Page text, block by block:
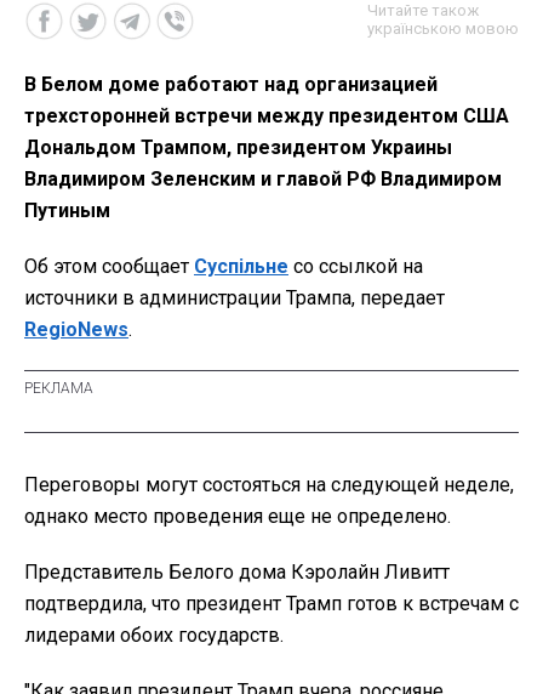
Читайте також
українською мовою
В Белом доме работают над организацией
трехсторонней встречи между президентом США
Дональдом Трампом, президентом Украины
Владимиром Зеленским и главой РФ Владимиром
Путиным
Об этом сообщает Суспільне со ссылкой на
источники в администрации Трампа, передает
RegioNews.
Переговоры могут состояться на следующей неделе,
однако место проведения еще не определено.
Представитель Белого дома Кэролайн Ливитт
подтвердила, что президент Трамп готов к встречам с
лидерами обоих государств.